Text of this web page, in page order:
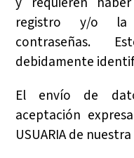
registro y/o la
contraseñas.
debidamente
El envío de
aceptación
USUARIA de